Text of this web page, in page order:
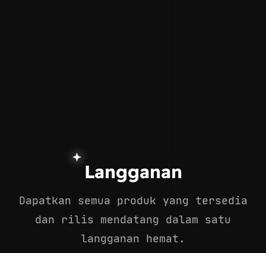
Langganan
Dapatkan semua produk yang tersedia
dan rilis mendatang dalam satu
langganan hemat.